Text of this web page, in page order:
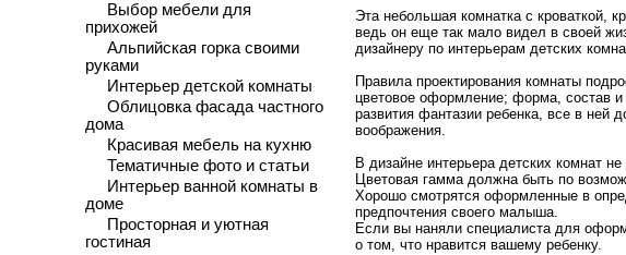
Выбор мебели для
прихожей
Альпийская горка своими
руками
Интерьер детской комнаты
Облицовка фасада частного
дома
Красивая мебель на кухню
Тематичные фото и статьи
Интерьер ванной комнаты в
доме
Просторная и уютная
гостиная
Эта небольшая комнатка с кроваткой,
ведь он еще так мало видел в своей
дизайнеру по интерьерам детских
Правила проектирования комнаты
цветовое оформление; форма, состав
развития фантазии ребенка, все в ней
воображения.
В дизайне интерьера детских комнат
Цветовая гамма должна быть по
Хорошо смотрятся оформленные в
предпочтения своего малыша.
Если вы наняли специалиста для
о том, что нравится вашему ребенку.